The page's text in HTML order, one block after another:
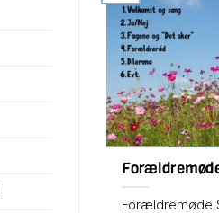
Forældremøde